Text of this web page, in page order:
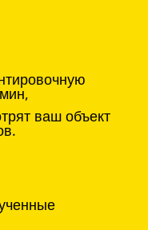
ваш объект